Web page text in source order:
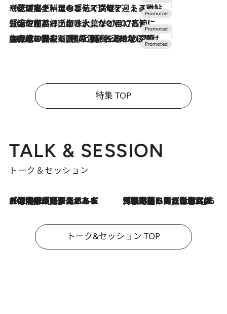
2026.7.24
【夏限定ディナーコース】旬を迎える稚鮎や花ズッキーニなどをイタリア・トスカーナの郷土料理の手法で満喫！
2026.7.17
「土佐和ハーブかき氷」がOMO7高知に登場！生姜、山椒、大葉など目にも舌にも涼を呼ぶ郷土の味
2026.7.10
NEW OPEN！【界 草津】名湯の地に誕生。趣の異なる2種の温泉と上州ならではの会席・蕎麦割烹など美食を味わう究極の癒やし旅
特集 TOP
TALK & SESSION
トーク＆セッション
2026.8.3
「今後値上げがあるとすれば…」「リスクがあるのは今年の冬」エネルギー専門家が語る、ホルムズ海峡封鎖が家庭にもたらす“ある心配” 2026.8.3
「住宅建てられない…」「サーチャージ料の高値が続いている」ホルムズ海峡封鎖による影響はいつまで続く？《エネルギー専門家に聞く“どうなる日本の暮らし”》
トーク&セッション TOP